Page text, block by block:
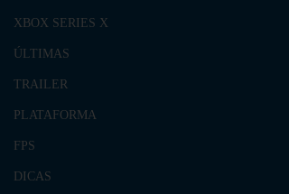
XBOX SERIES X
ÚLTIMAS
TRAILER
PLATAFORMA
FPS
DICAS